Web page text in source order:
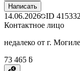
Написать
14.06.2026 ID
Контактное лицо
недалеко от г.
73 465 ƃ